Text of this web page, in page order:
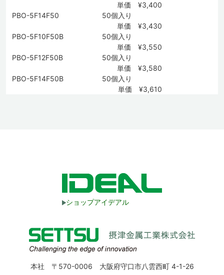
単価 ¥3,400
PBO-5F14F50
50個入り
単価 ¥3,430
PBO-5F10F50B
50個入り
単価 ¥3,550
PBO-5F12F50B
50個入り
単価 ¥3,580
PBO-5F14F50B
50個入り
単価 ¥3,610
ショップアイデアル
本社 〒570-0006 大阪府守口市八雲西町 4-1-26